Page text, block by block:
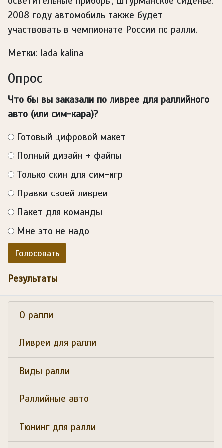
2008 году автомобиль также будет
участвовать в чемпионате России по ралли.
Метки: lada kalina
Опрос
Что бы вы заказали по ливрее для раллийного
авто (или сим-кара)?
Готовый цифровой макет
Полный дизайн + файлы
Только скин для сим-игр
Правки своей ливреи
Пакет для команды
Мне это не надо
Голосовать
Результаты
О ралли
Ливреи для ралли
Виды ралли
Раллийные авто
Тюнинг для ралли